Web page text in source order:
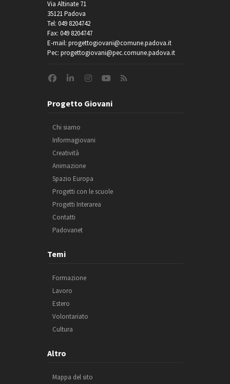
Via Altinate 71
35121 Padova
Tel: 049 8204742
Fax: 049 8204747
E-mail: progettogiovani@comune.padova.it
Pec: progettogiovani@pec.comune.padova.it
Progetto Giovani
Chi siamo
Informagiovani
Creatività
Animazione
Spazio Europa
Progetti con le scuole
Progetti Interarea
Contatti
Padovanet
Temi
Formazione
Lavoro
Estero
Volontariato
Cultura
Altro
Mappa del sito